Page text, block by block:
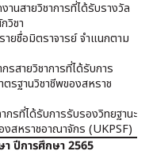
านสายวิชาการที่ได้รับรางวัล
วิชา
ายชื่อมิตราจารย์ จำแนกตาม
รสายวิชาการที่ได้รับการ
รฐานวิชาชีพของสหราช
กรที่ได้รับการรับรองวิทยฐานะ
สหราชอาณาจักร (UKPSF)
ปีการศึกษา 2565